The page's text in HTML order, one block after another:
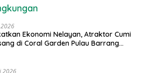
2026
Ekonomi Nelayan, Atraktor Cumi
di Coral Garden Pulau Barrang
2026